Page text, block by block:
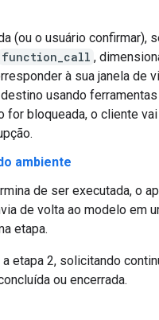
(ou o usuário confirmar),
function_call ,
à sua janela de
usando
for bloqueada, o cliente
ambiente
de ser executada, o
de volta ao modelo em
etapa.
etapa 2, solicitando
ou encerrada.